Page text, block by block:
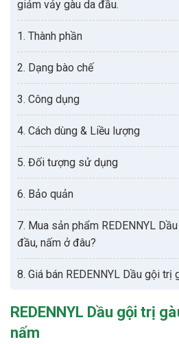
giảm vảy gàu da đầu.
1. Thành phần
2. Dạng bào chế
3. Công dụng
4. Cách dùng & Liều lượng
5. Đối tượng sử dụng
6. Bảo quản
7. Mua sản phẩm REDENNYL
đầu, nấm ở đâu?
8. Giá bán REDENNYL Dầu gội trị
REDENNYL Dầu gội trị
nấm